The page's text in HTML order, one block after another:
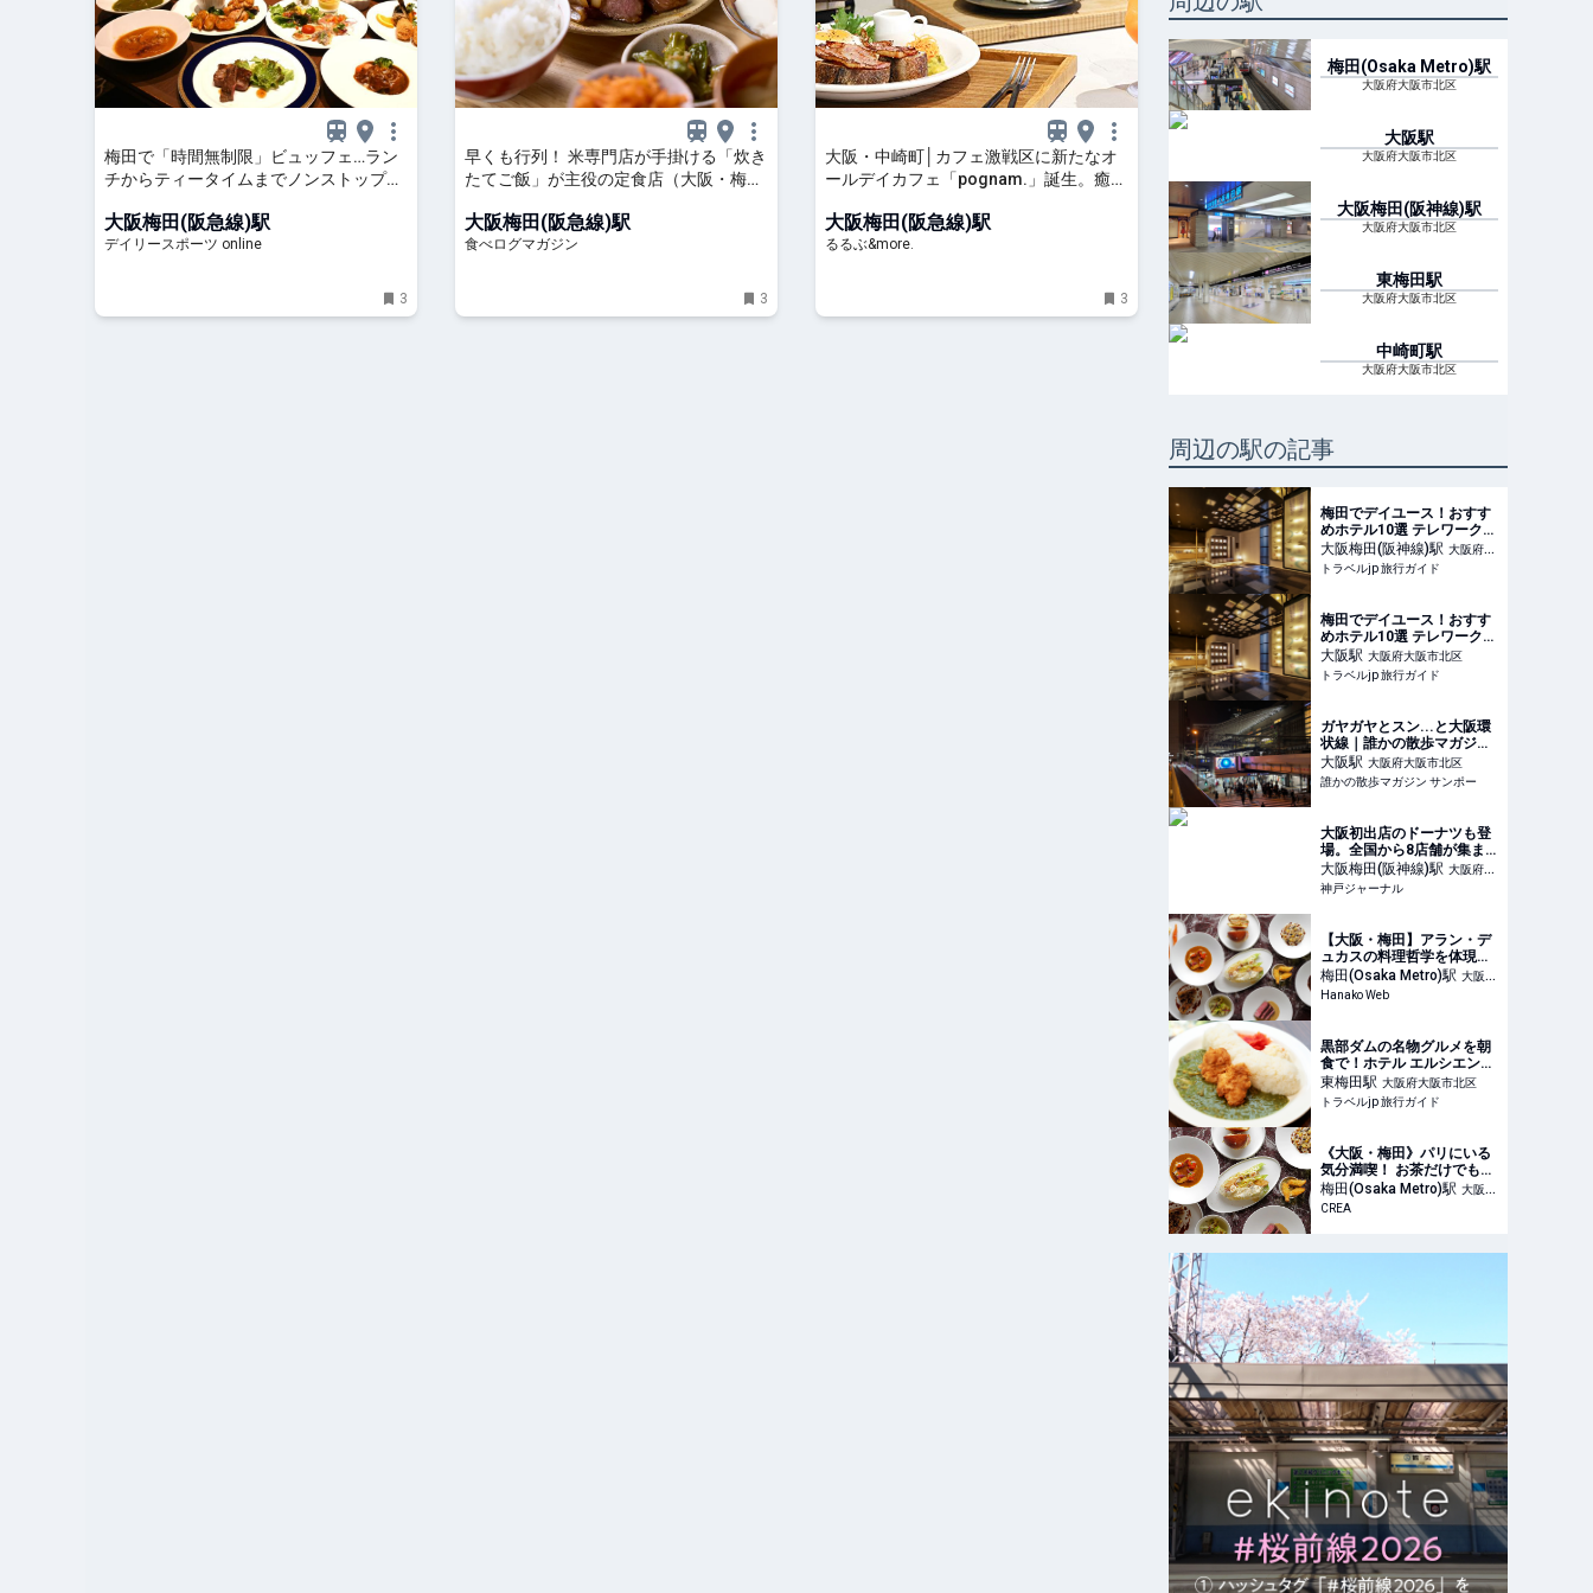
梅田で「時間無制限」ビュッフェ…ラン
チからティータイムまでノンストップで
大阪梅田(阪急線)駅
デイリースポーツ online
3
早くも行列！ 米専門店が手掛ける「炊き
たてご飯」が主役の定食店（大阪・梅
大阪梅田(阪急線)駅
食べログマガジン
3
大阪・中崎町│カフェ激戦区に新たなオ
ールデイカフェ「pognam.」誕生。癒や
ンサンドを｜るるぶ&more.
大阪梅田(阪急線)駅
るるぶ&more.
3
梅田(Osaka Metro)駅
大阪府大阪市北区
大阪駅
大阪府大阪市北区
大阪梅田(阪神線)駅
大阪府大阪市北区
東梅田駅
大阪府大阪市北区
中崎町駅
大阪府大阪市北区
周辺の駅の記事
梅田でデイユース！おすす
めホテル10選 テレワークや
女子会にも！ | トラベルjp
旅行ガイド
大阪梅田(阪神線)駅 大阪府大
阪市北区
トラベルjp 旅行ガイド
梅田でデイユース！おすす
めホテル10選 テレワークや
女子会にも！ | トラベルjp
旅行ガイド
大阪駅 大阪府大阪市北区
トラベルjp 旅行ガイド
ガヤガヤとスン...と大阪環
状線｜誰かの散歩マガジン
サンポー
大阪駅 大阪府大阪市北区
誰かの散歩マガジン サンポー
大阪初出店のドーナツも登
場。全国から8店舗が集ま
る『どーなつまつり！』が
阪神梅田本店で開催される
みたい | 神戸ジャーナル
大阪梅田(阪神線)駅 大阪府大
阪市北区
神戸ジャーナル
【大阪・梅田】アラン・デ
ュカスの料理哲学を体現す
る新業態のサロンが〈阪急
うめだ本店〉にオープン。
梅田(Osaka Metro)駅 大阪府
大阪市北区
Hanako Web
黒部ダムの名物グルメを朝
食で！ホテル エルシエント
大阪梅田に「ダムカレー」
が期間限定登場 | 大阪府 | ト
ラベルjp 旅行ガイド
東梅田駅 大阪府大阪市北区
トラベルjp 旅行ガイド
《大阪・梅田》パリにいる
気分満喫！ お茶だけでもコ
ースでも使えるフレンチの
巨匠、アラン・デュカス氏
梅田(Osaka Metro)駅 大阪府
大阪市北区
CREA